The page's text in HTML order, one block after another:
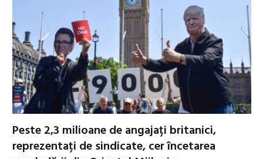
Peste 2,3 milioane de angajați britanici,
reprezentați de sindicate, cer încetarea